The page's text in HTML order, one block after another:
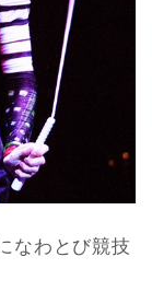
なわとび競技